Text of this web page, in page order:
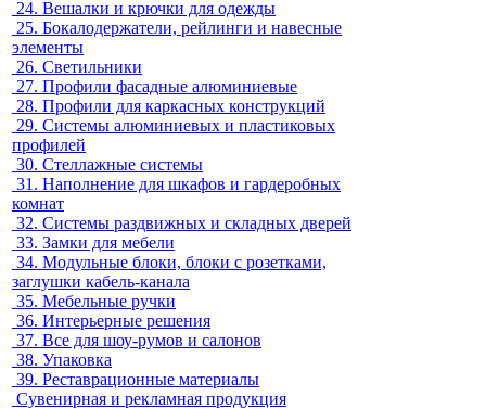
24. Вешалки и крючки для одежды
25. Бокалодержатели, рейлинги и навесные
элементы
26. Светильники
27. Профили фасадные алюминиевые
28. Профили для каркасных конструкций
29. Системы алюминиевых и пластиковых
профилей
30. Стеллажные системы
31. Наполнение для шкафов и гардеробных
комнат
32. Системы раздвижных и складных дверей
33. Замки для мебели
34. Модульные блоки, блоки с розетками,
заглушки кабель-канала
35. Мебельные ручки
36. Интерьерные решения
37. Все для шоу-румов и салонов
38. Упаковка
39. Реставрационные материалы
Сувенирная и рекламная продукция